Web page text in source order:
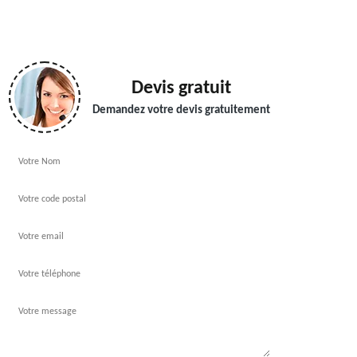
Devis gratuit
Demandez votre devis gratuitement